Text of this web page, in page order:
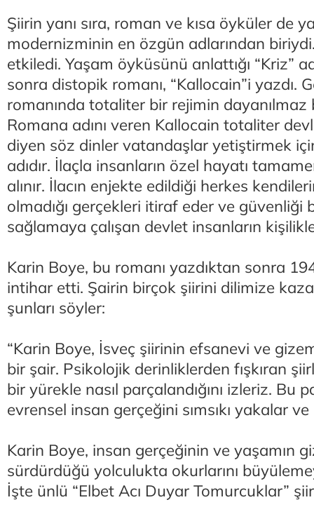
Şiirin yanı sıra, roman ve kısa öyküler de
modernizminin en özgün adlarından
etkiledi. Yaşam öyküsünü anlattığı “Kriz”
sonra distopik romanı, “Kallocain”i yazdı.
romanında totaliter bir rejimin dayanılmaz
Romana adını veren Kallocain totaliter
diyen söz dinler vatandaşlar yetiştirmek
adıdır. İlaçla insanların özel hayatı
alınır. İlacın enjekte edildiği herkes
olmadığı gerçekleri itiraf eder ve güvenliği
sağlamaya çalışan devlet insanların
Karin Boye, bu romanı yazdıktan sonra
intihar etti. Şairin birçok şiirini dilimize
şunları söyler:
“Karin Boye, İsveç şiirinin efsanevi ve
bir şair. Psikolojik derinliklerden fışkıran
bir yürekle nasıl parçalandığını izleriz. Bu
evrensel insan gerçeğini sımsıkı yakalar
Karin Boye, insan gerçeğinin ve yaşamın
sürdürdüğü yolculukta okurlarını
İşte ünlü “Elbet Acı Duyar Tomurcuklar”